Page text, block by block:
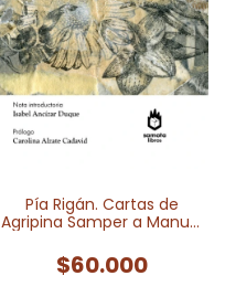
Pía Rigán. Cartas de
Agripina Samper a Manuel
$60.000